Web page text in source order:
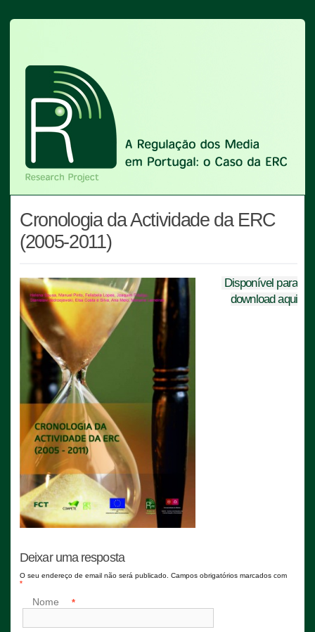
Cronologia da Actividade da ERC
(2005-2011)
Disponível para
download aqui
Deixar uma resposta
O seu endereço de email não será publicado. Campos obrigatórios marcados com
*
Nome *